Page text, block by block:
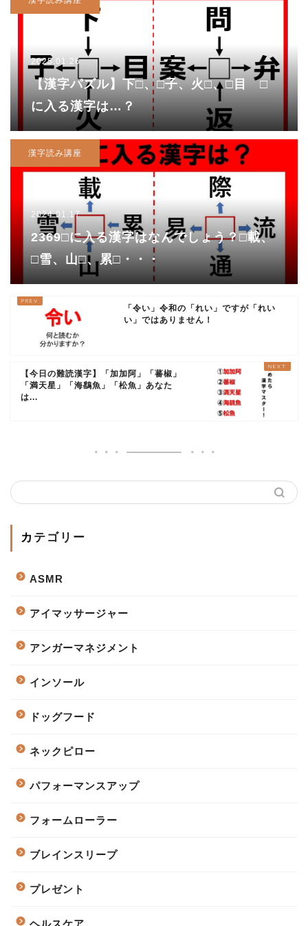
2025.01.26
【漢字パズル】下□、□子、火□、□目 □
に入る漢字は…？
漢字読み講座
2024.01.17
2369□に入る漢字はなんでしょう？□載、
□雪、山□、累□・・・
「令い」令和の「れい」ですが「れい
い」ではありません！
【今日の難読漢字】「加加阿」「蕃椒」
「満天星」「海鷂魚」「松魚」あなた
は...
カテゴリー
ASMR
アイマッサージャー
アンガーマネジメント
インソール
ドッグフード
ネックピロー
パフォーマンスアップ
フォームローラー
ブレインスリープ
プレゼント
ヘルスケア